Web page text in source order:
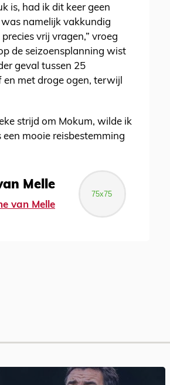
is, had ik dit keer geen
namelijk vakkundig
vrij vragen,” vroeg
de seizoensplanning wist
geval tussen 25
met droge ogen, terwijl
strijd om Mokum, wilde ik
mooie reisbestemming
Melle
van Melle